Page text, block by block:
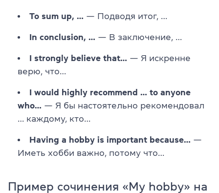
To sum up, … — Подводя итог, …
In conclusion, … — В заключение, …
I strongly believe that… — Я искренне
верю, что…
I would highly recommend … to anyone
who… — Я бы настоятельно рекомендовал
… каждому, кто…
Having a hobby is important because… —
Иметь хобби важно, потому что…
Пример сочинения «My hobby» на